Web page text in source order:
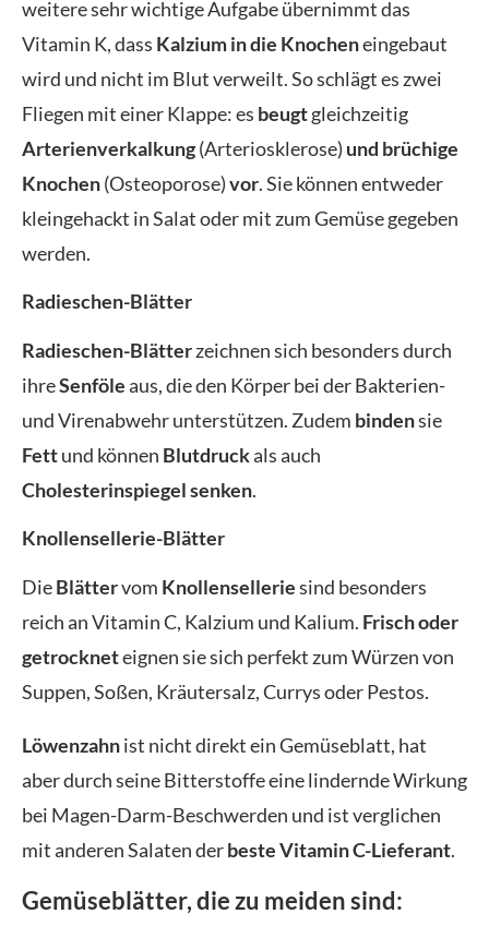
weitere sehr wichtige Aufgabe übernimmt das
Vitamin K, dass Kalzium in die Knocheneingebaut
wird und nicht im Blut verweilt. So schlägt es zwei
Fliegen mit einer Klappe: es beugtgleichzeitig
Arterienverkalkung(Arteriosklerose) und brüchige
Knochen(Osteoporose)vor. Sie können entweder
kleingehackt in Salat oder mit zum Gemüse gegeben
werden.
Radieschen-Blätter
Radieschen-Blätterzeichnen sich besonders durch
ihreSenföleaus, die den Körper bei der Bakterien-
und Virenabwehr unterstützen. Zudem bindensie
Fettund können Blutdruckals auch
Cholesterinspiegelsenken.
Knollensellerie-Blätter
DieBlättervom Knollenselleriesind besonders
reich an Vitamin C, Kalzium und Kalium. Frisch oder
getrockneteignen sie sich perfekt zum Würzen von
Suppen, Soßen, Kräutersalz, Currys oder Pestos.
Löwenzahnist nicht direkt ein Gemüseblatt, hat
aber durch seine Bitterstoffe eine lindernde Wirkung
bei Magen-Darm-Beschwerden und ist verglichen
mit anderen Salaten derbesteVitamin C-Lieferant.
Gemüseblätter, die zu meiden sind: